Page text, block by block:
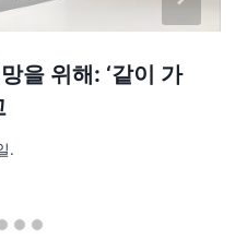
을 위해: ‘같이 가
.